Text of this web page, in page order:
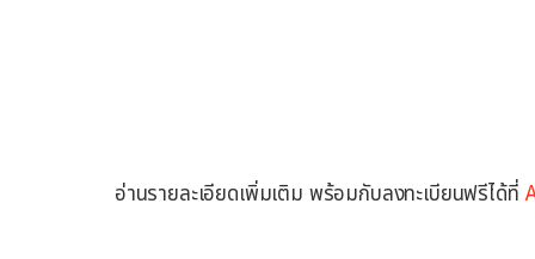
อ่านรายละเอียดเพิ่มเติม พร้อมกับลงทะเบียนฟรีได้ที่